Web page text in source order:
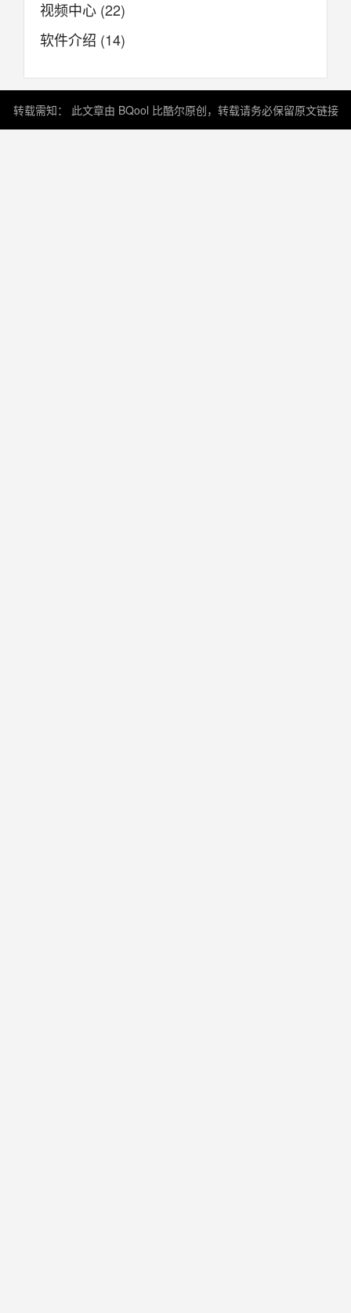
视频中心 (22)
软件介绍 (14)
转载需知： 此文章由 BQool 比酷尔原创，转载请务必保留原文链接